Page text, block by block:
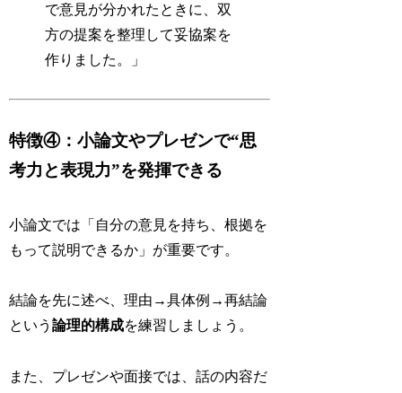
で意見が分かれたときに、双
方の提案を整理して妥協案を
作りました。」
特徴④：小論文やプレゼンで“思
考力と表現力”を発揮できる
小論文では「自分の意見を持ち、根拠を
もって説明できるか」が重要です。
結論を先に述べ、理由→具体例→再結論
という論理的構成を練習しましょう。
また、プレゼンや面接では、話の内容だ